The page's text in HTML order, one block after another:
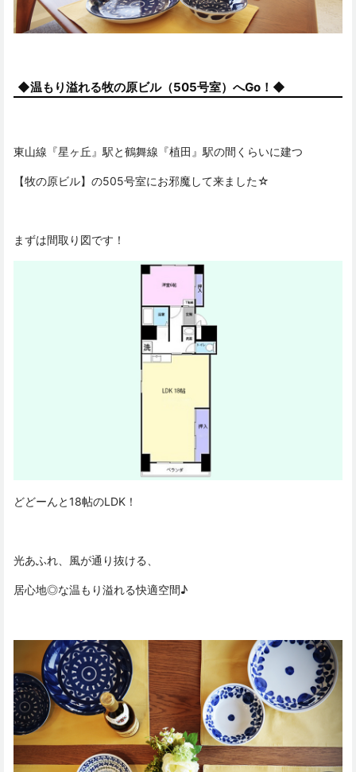
◆温もり溢れる牧の原ビル（505号室）へGo！◆
東山線『星ヶ丘』駅と鶴舞線『植田』駅の間くらいに建つ
【牧の原ビル】の505号室にお邪魔して来ました☆
まずは間取り図です！
どどーんと18帖のLDK！
光あふれ、風が通り抜ける、
居心地◎な温もり溢れる快適空間♪